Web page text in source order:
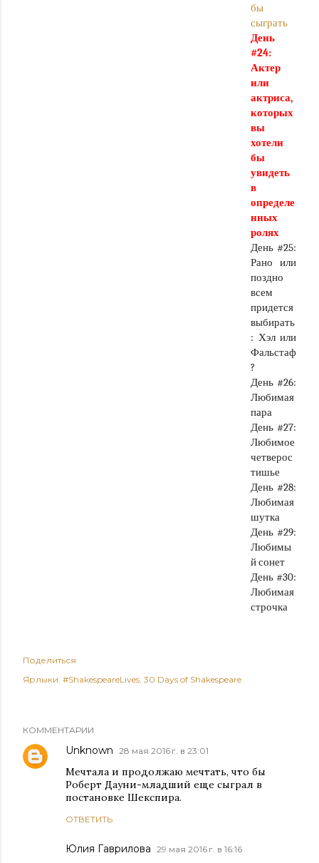
бы
сыграть
День
#24:
Актер
или
актриса,
которых
вы
хотели
бы
увидеть
в
определе
нных
ролях
День #25:
Рано или
поздно
всем
придется
выбирать
: Хэл или
Фальстаф
?
День #26:
Любимая
пара
День #27:
Любимое
четверос
тишье
День #28:
Любимая
шутка
День #29:
Любимы
й сонет
День #30:
Любимая
строчка
Поделиться
Ярлыки: ‪#‎ShakespeareLives‬ 30 Days of Shakespeare
КОММЕНТАРИИ
Unknown 28 мая 2016 г. в 23:01
Мечтала и продолжаю мечтать, что бы
Роберт Дауни-младший еще сыграл в
постановке Шекспира.
ОТВЕТИТЬ
Юлия Гаврилова 29 мая 2016 г. в 16:16